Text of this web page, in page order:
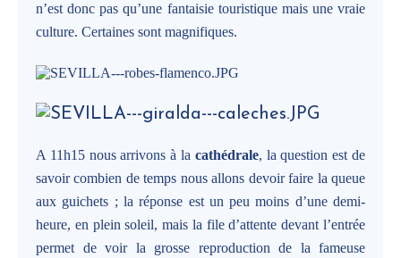
n’est donc pas qu’une fantaisie touristique mais une vraie
culture. Certaines sont magnifiques.
A 11h15 nous arrivons à la cathédrale, la question est de
savoir combien de temps nous allons devoir faire la queue
aux guichets ; la réponse est un peu moins d’une demi-
heure, en plein soleil, mais la file d’attente devant l’entrée
permet de voir la grosse reproduction de la fameuse